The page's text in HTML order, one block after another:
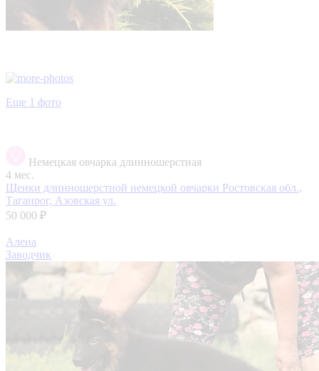
Еще 1 фото
Немецкая овчарка длинношерстная
4 мес.
Щенки длинношерстной немецкой овчарки Ростовская обл.,
Таганрог, Азовская ул.
50 000 ₽
Алена
Заводчик